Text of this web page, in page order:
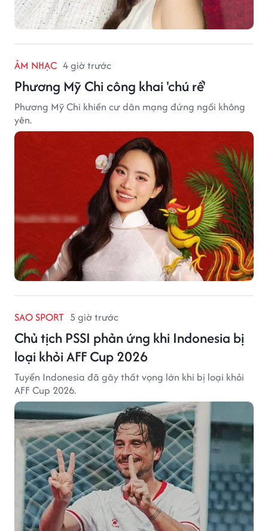
ÂM NHẠC 4 giờ trước
Phương Mỹ Chi công khai 'chú rể'
Phương Mỹ Chi khiến cư dân mạng đứng ngồi không
yên.
SAO SPORT 5 giờ trước
Chủ tịch PSSI phản ứng khi Indonesia bị
loại khỏi AFF Cup 2026
Tuyển Indonesia đã gây thất vọng lớn khi bị loại khỏi
AFF Cup 2026.